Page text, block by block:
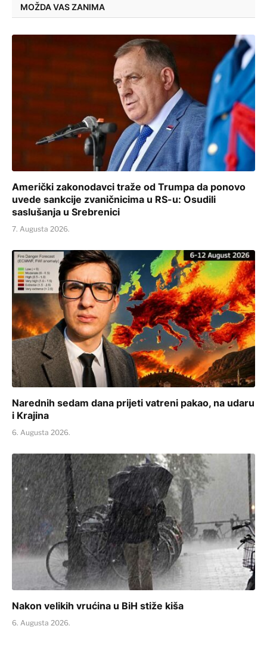
MOŽDA VAS ZANIMA
Američki zakonodavci traže od Trumpa da ponovo
uvede sankcije zvaničnicima u RS-u: Osudili
saslušanja u Srebrenici
7. Augusta 2026.
Narednih sedam dana prijeti vatreni pakao, na udaru
i Krajina
6. Augusta 2026.
Nakon velikih vrućina u BiH stiže kiša
6. Augusta 2026.